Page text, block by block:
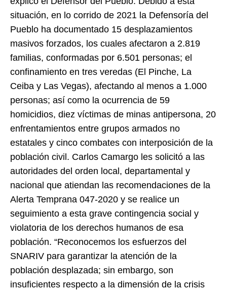
situación, en lo corrido de 2021 la Defensoría del
Pueblo ha documentado 15 desplazamientos
masivos forzados, los cuales afectaron a 2.819
familias, conformadas por 6.501 personas; el
confinamiento en tres veredas (El Pinche, La
Ceiba y Las Vegas), afectando al menos a 1.000
personas; así como la ocurrencia de 59
homicidios, diez víctimas de minas antipersona, 20
enfrentamientos entre grupos armados no
estatales y cinco combates con interposición de la
población civil. Carlos Camargo les solicitó a las
autoridades del orden local, departamental y
nacional que atiendan las recomendaciones de la
Alerta Temprana 047-2020 y se realice un
seguimiento a esta grave contingencia social y
violatoria de los derechos humanos de esa
población. “Reconocemos los esfuerzos del
SNARIV para garantizar la atención de la
población desplazada; sin embargo, son
insuficientes respecto a la dimensión de la crisis